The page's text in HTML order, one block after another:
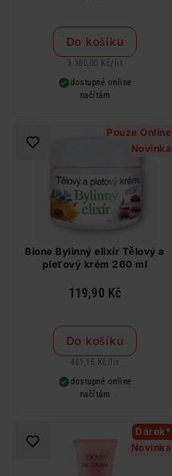
Do košíku
3 380,00 Kč/ lit
dostupné online
načítám
Pouze Online
Novinka
Bione Bylinný elixír Tělový a
pleťový krém 260 ml
119,90 Kč
Do košíku
461,15 Kč / lit
dostupné online
načítám
Dárek*
Novinka